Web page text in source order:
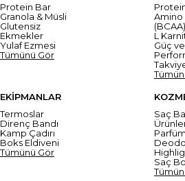
Protein Bar
Granola & Müsli
Glutensiz
Ekmekler
Yulaf Ezmesi
Tümünü Gör
Amino
(BCAA)
L
Güç ve
EKİPMANLAR
Termoslar
Direnç Bandı
Kamp Çadırı
Boks Eldiveni
Tümünü Gör
Saç
Saç